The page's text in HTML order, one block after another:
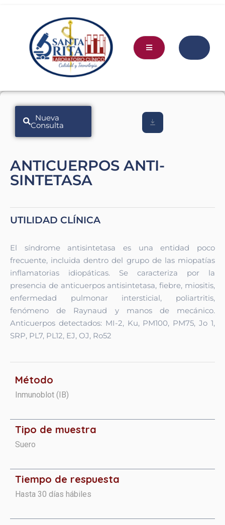
Nueva
Consulta
ANTICUERPOS ANTI-
SINTETASA
UTILIDAD CLÍNICA
El síndrome antisintetasa es una entidad poco
frecuente, incluida dentro del grupo de las miopatías
inflamatorias idiopáticas. Se caracteriza por la
presencia de anticuerpos antisintetasa, fiebre, miositis,
enfermedad pulmonar intersticial, poliartritis,
fenómeno de Raynaud y manos de mecánico.
Anticuerpos detectados: MI-2, Ku, PM100, PM75, Jo 1,
SRP, PL7, PL12, EJ, OJ, Ro52
Método
Inmunoblot (IB)
Tipo de muestra
Suero
Tiempo de respuesta
Hasta 30 días hábiles